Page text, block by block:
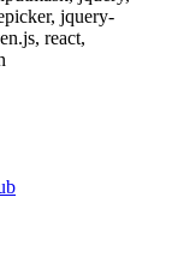
jquery-
react,